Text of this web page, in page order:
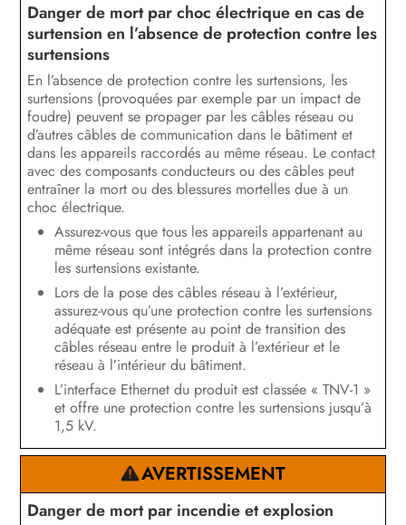
Danger de mort par choc électrique en cas de
surtension en l’absence de protection contre les
surtensions
En l’absence de protection contre les surtensions, les
surtensions (provoquées par exemple par un impact de
foudre) peuvent se propager par les câbles réseau ou
d’autres câbles de communication dans le bâtiment et
dans les appareils raccordés au même réseau. Le contact
avec des composants conducteurs ou des câbles peut
entraîner la mort ou des blessures mortelles due à un
choc électrique.
Assurez-vous que tous les appareils appartenant au
même réseau sont intégrés dans la protection contre
les surtensions existante.
Lors de la pose des câbles réseau à l’extérieur,
assurez-vous qu’une protection contre les surtensions
adéquate est présente au point de transition des
câbles réseau entre le produit à l’extérieur et le
réseau à l’intérieur du bâtiment.
L’interface Ethernet du produit est classée « TNV-1 »
et offre une protection contre les surtensions jusqu’à
1,5 kV.
AVERTISSEMENT
Danger de mort par incendie et explosion